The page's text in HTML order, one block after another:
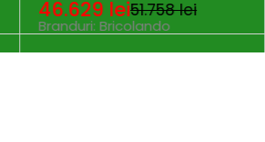
51.758lei
46.629 lei
Branduri:Bricolando